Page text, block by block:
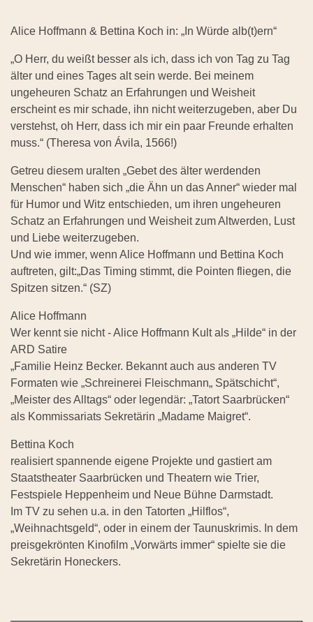
Alice Hoffmann & Bettina Koch in: „In Würde alb(t)ern“
„O Herr, du weißt besser als ich, dass ich von Tag zu Tag
älter und eines Tages alt sein werde. Bei meinem
ungeheuren Schatz an Erfahrungen und Weisheit
erscheint es mir schade, ihn nicht weiterzugeben, aber Du
verstehst, oh Herr, dass ich mir ein paar Freunde erhalten
muss.“ (Theresa von Ávila, 1566!)
Getreu diesem uralten „Gebet des älter werdenden
Menschen“ haben sich „die Ähn un das Anner“ wieder mal
für Humor und Witz entschieden, um ihren ungeheuren
Schatz an Erfahrungen und Weisheit zum Altwerden, Lust
und Liebe weiterzugeben.
Und wie immer, wenn Alice Hoffmann und Bettina Koch
auftreten, gilt:„Das Timing stimmt, die Pointen fliegen, die
Spitzen sitzen.“ (SZ)
Alice Hoffmann
Wer kennt sie nicht - Alice Hoffmann Kult als „Hilde“ in der
ARD Satire
„Familie Heinz Becker. Bekannt auch aus anderen TV
Formaten wie „Schreinerei Fleischmann„ Spätschicht“,
„Meister des Alltags“ oder legendär: „Tatort Saarbrücken“
als Kommissariats Sekretärin „Madame Maigret“.
Bettina Koch
realisiert spannende eigene Projekte und gastiert am
Staatstheater Saarbrücken und Theatern wie Trier,
Festspiele Heppenheim und Neue Bühne Darmstadt.
Im TV zu sehen u.a. in den Tatorten „Hilflos“,
„Weihnachtsgeld“, oder in einem der Taunuskrimis. In dem
preisgekrönten Kinofilm „Vorwärts immer“ spielte sie die
Sekretärin Honeckers.